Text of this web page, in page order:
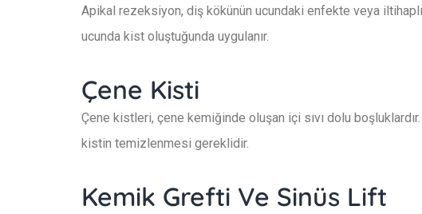
Apikal rezeksiyon, diş kökünün ucundaki enfekte veya
ucunda kist oluştuğunda uygulanır.
Çene Kisti
Çene kistleri, çene kemiğinde oluşan içi sıvı dolu
kistin temizlenmesi gereklidir.
Kemik Grefti Ve Sinüs Lift